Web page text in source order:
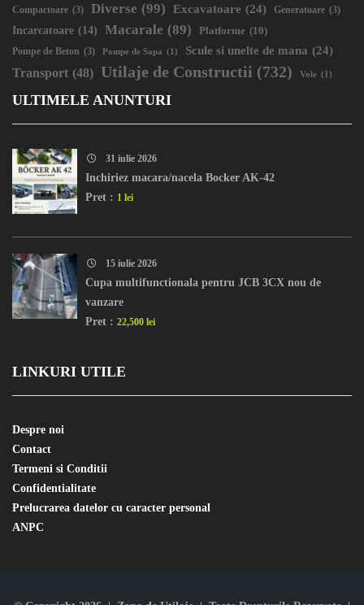
Compactoare (3) Diverse (99) Excavatoare (24) Generatoare (3)
Incarcatoare (14) Macarale (89) Platforme (10)
Pompe de Beton (3) Pompe de Sapa (1) Scule si unelte de mana (24)
Transport (48) Utilaje de Constructii (732) Vole (1)
ULTIMELE ANUNTURI
31 iulie 2026
Inchiriez macara/nacela Bocker AK-42
Pret : 1 lei
15 iulie 2026
Cupa multifunctionala pentru JCB 3CX nou de
vanzare
Pret : 22,500 lei
LINKURI UTILE
Despre noi
Contact
Termeni si Conditii
Confidentialitate
Prelucrarea datelor cu caracter personal
ANPC